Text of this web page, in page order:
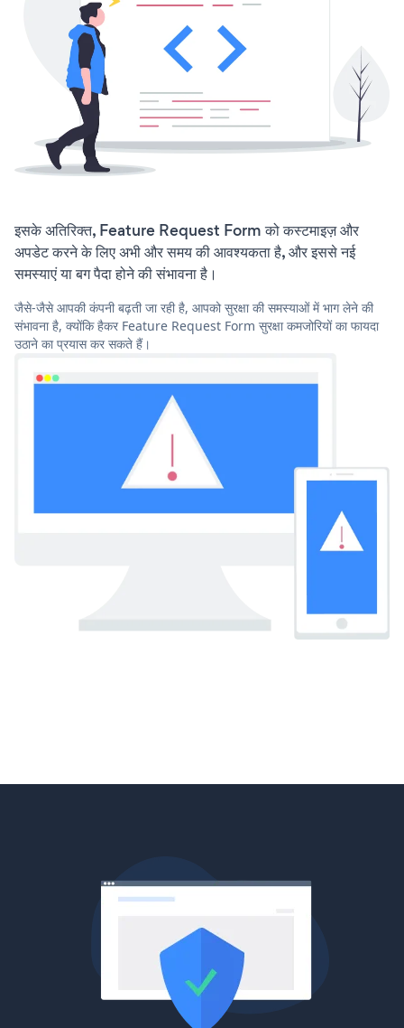
इसके अतिरिक्त, Feature Request Form को कस्टमाइज़ और
अपडेट करने के लिए अभी और समय की आवश्यकता है, और इससे नई
समस्याएं या बग पैदा होने की संभावना है।
जैसे-जैसे आपकी कंपनी बढ़ती जा रही है, आपको सुरक्षा की समस्याओं में भाग लेने की
संभावना है, क्योंकि हैकर Feature Request Form सुरक्षा कमजोरियों का फायदा
उठाने का प्रयास कर सकते हैं।